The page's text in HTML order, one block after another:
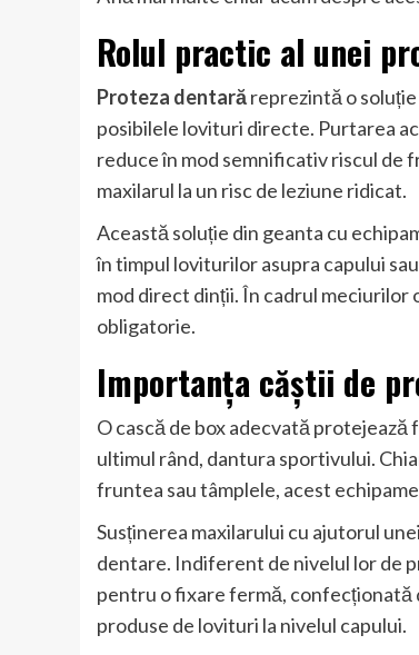
Rolul practic al unei
Proteza dentarăreprezintă o
posibilele lovituri directe. Purtarea
reduce în mod semnificativ riscul de
maxilarul la un risc de leziune ridicat.
Această soluție din geanta cu
în timpul loviturilor asupra capului
mod direct dinții. În cadrul
obligatorie.
Importanța căștii de
O cască de box adecvată
ultimul rând, dantura sportivului.
fruntea sau tâmplele, acest
Susținerea maxilarului cu ajutorul
dentare. Indiferent de nivelul lor de
pentru o fixare fermă, confecționată
produse de lovituri la nivelul capului.